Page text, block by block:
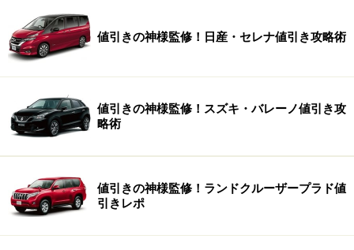
ャラクーやタレントを使わず、イメージを限定させてい
ません。今回の生活トレンド研究所の調査で、車を購入
する際に参考にした情報源を聞いたところ、インターネ
ット世代である20代では意外なことに「テレビCM」が1
位。アクアの「これといって強烈な個性のないCM」は、
逆に「自分にも似合う車かも」と若者に思わせる結果と
このようにターゲットを決めない
して若い人向けの車に乗っている感はなく、20代には親
値引きの神様監修！日産・セレナ値引き攻略術
値引きの神様監修！スズキ・バレーノ値引き攻
略術
値引きの神様監修！ランドクルーザープラド値
引きレポ